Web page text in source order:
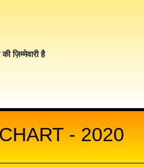
ज़िम्मेवारी है
- 2020